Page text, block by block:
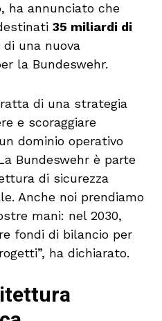
ha annunciato che
35 miliardi di
una nuova
la Bundeswehr.
di una strategia
e scoraggiare
dominio operativo
Bundeswehr è parte
di sicurezza
Anche noi prendiamo
mani: nel 2030,
fondi di bilancio per
ha dichiarato.